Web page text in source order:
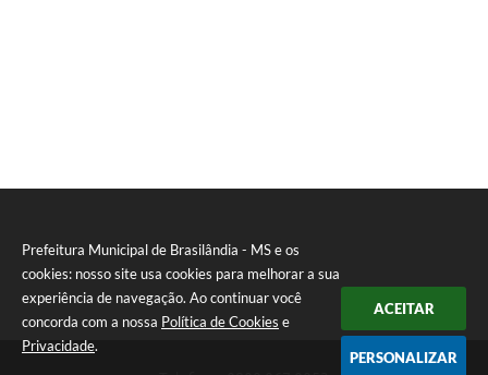
Prefeitura Municipal de Brasilândia - MS e os
cookies: nosso site usa cookies para melhorar a sua
experiência de navegação. Ao continuar você
concorda com a nossa Política de Cookies e
Privacidade.
ACEITAR
PERSONALIZAR